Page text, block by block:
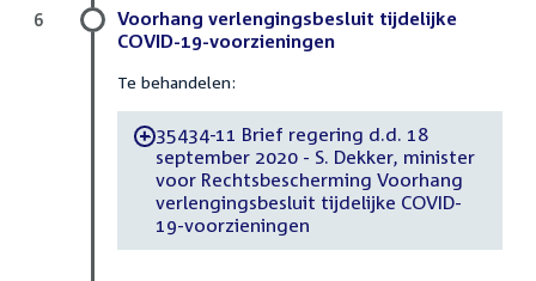
Voorhang verlengingsbesluit tijdelijke
COVID-19-voorzieningen
Te behandelen:
-35434-11 Brief regering d.d. 18
september 2020 - S. Dekker, minister
voor Rechtsbescherming Voorhang
verlengingsbesluit tijdelijke COVID-
19-voorzieningen
6